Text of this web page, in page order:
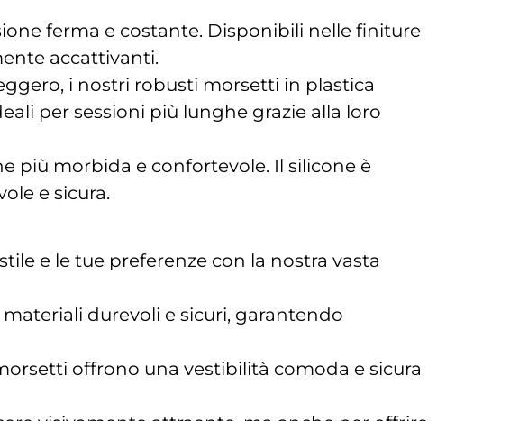
ferma e costante. Disponibili nelle finiture
accattivanti.
i nostri robusti morsetti in plastica
per sessioni più lunghe grazie alla loro
più morbida e confortevole. Il silicone è
e sicura.
e le tue preferenze con la nostra vasta
durevoli e sicuri, garantendo
offrono una vestibilità comoda e sicura